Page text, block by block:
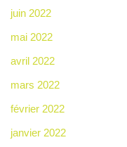
juin 2022
mai 2022
avril 2022
mars 2022
février 2022
janvier 2022